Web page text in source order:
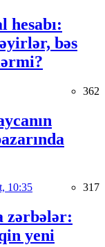
hesabı:
bəs
362
10:35 317
zərbələr:
yeni